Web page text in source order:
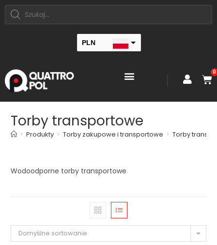
PLN
0
Torby transportowe
> Produkty > Torby zakupowe i transportowe > Torby
Wodoodporne torby transportowe
Domyślne sortowanie